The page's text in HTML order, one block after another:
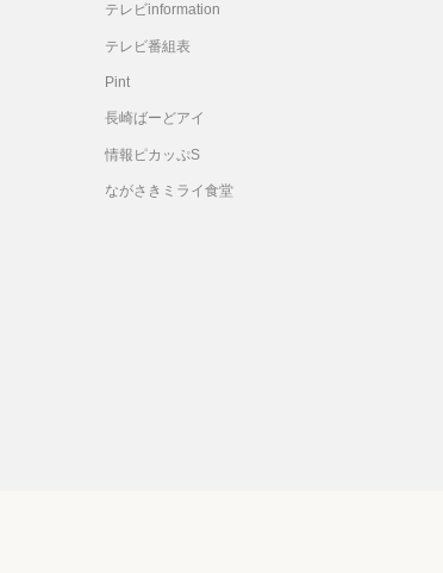
テレビinformation
テレビ番組表
Pint
長崎ばーどアイ
情報ピカッぷS
ながさきミライ食堂